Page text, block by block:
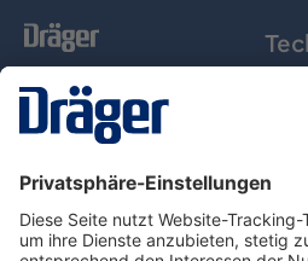
Dräger Austria GmbH
Über Dräger
Informationen